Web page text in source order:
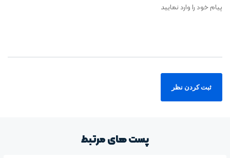
پیام خود را وارد نمایید
پست های مرتبط